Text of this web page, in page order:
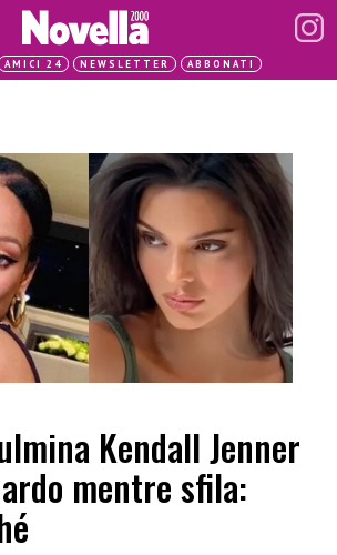
AMICI 24 NEWSLETTER ABBONATI
Kendall Jenner
mentre sfila: